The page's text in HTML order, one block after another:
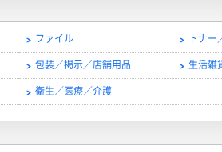
ファイル トナ
包装／掲示／店舗用品 生活雑
衛生／医療／介護